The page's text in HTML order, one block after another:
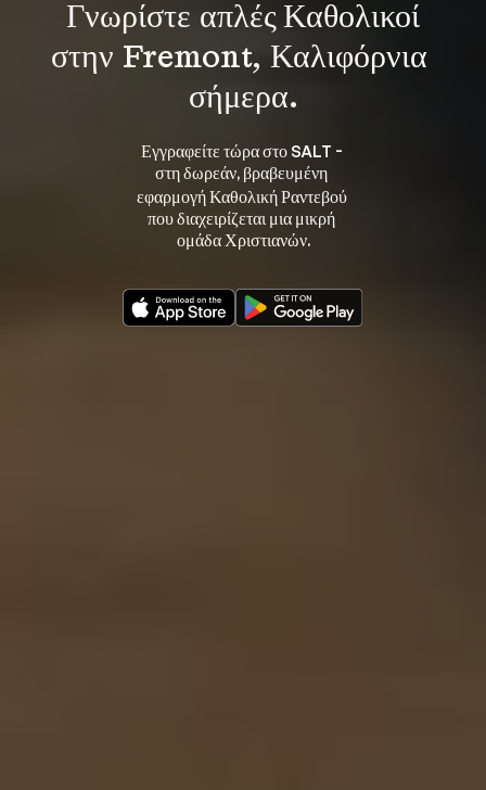
Γνωρίστε απλές Καθολικοί
στην Fremont, Καλιφόρνια
σήμερα.
Εγγραφείτε τώρα στο SALT -
στη δωρεάν, βραβευμένη
εφαρμογή Καθολική Ραντεβού
που διαχειρίζεται μια μικρή
ομάδα Χριστιανών.